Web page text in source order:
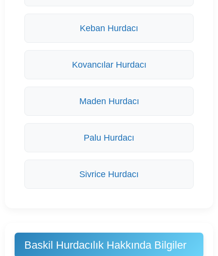
Keban Hurdacı
Kovancılar Hurdacı
Maden Hurdacı
Palu Hurdacı
Sivrice Hurdacı
Baskil Hurdacılık Hakkında Bilgiler